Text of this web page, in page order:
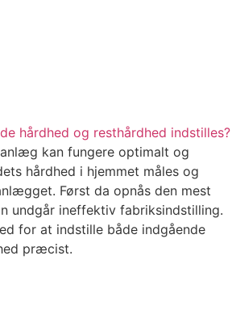
hårdhed og resthårdhed indstilles?
kan fungere optimalt og
hårdhed i hjemmet måles og
Først da opnås den mest
undgår ineffektiv fabriksindstilling.
for at indstille både indgående
præcist.